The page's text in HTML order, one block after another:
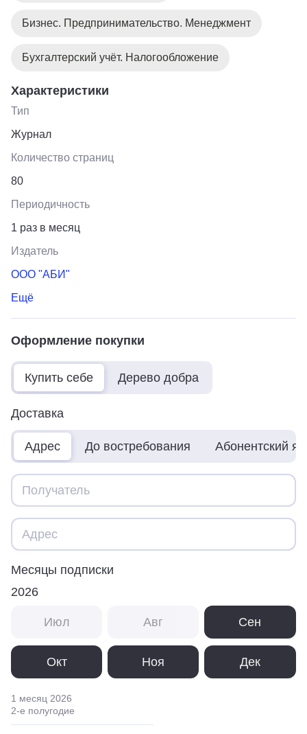
Бизнес. Предпринимательство. Менеджмент
Бухгалтерский учёт. Налогообложение
Характеристики
Тип
Журнал
Количество страниц
80
Периодичность
1 раз в месяц
Издатель
ООО "АБИ"
Ещё
Оформление покупки
Купить себе Дерево добра
Доставка
Адрес До востребования Абонентский
Месяцы подписки
2026
Июл Авг Сен
Окт Ноя Дек
1 месяц 2026
2-е полугодие